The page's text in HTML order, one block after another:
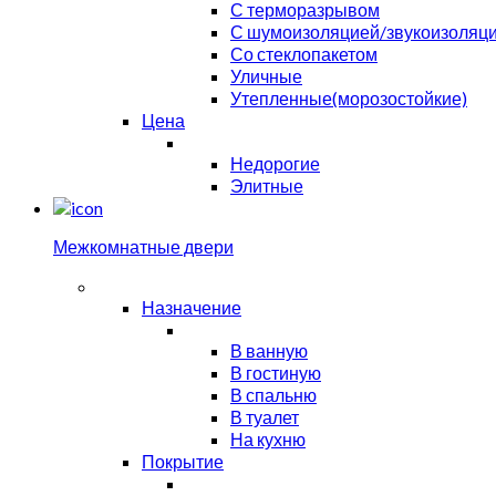
С терморазрывом
С шумоизоляцией/
Со стеклопакетом
Уличные
Утепленные(морозостойкие)
Цена
Недорогие
Элитные
Межкомнатные двери
Назначение
В ванную
В гостиную
В спальню
В туалет
На кухню
Покрытие